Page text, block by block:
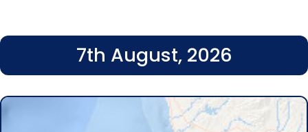
7th August, 2026